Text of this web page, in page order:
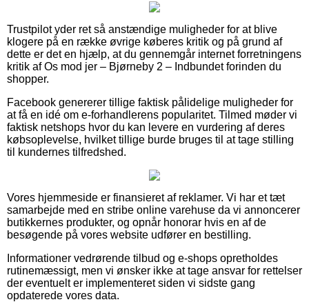
Trustpilot yder ret så anstændige muligheder for at blive
klogere på en række øvrige køberes kritik og på grund af
dette er det en hjælp, at du gennemgår internet forretningens
kritik af Os mod jer – Bjørneby 2 – Indbundet forinden du
shopper.
Facebook genererer tillige faktisk pålidelige muligheder for
at få en idé om e-forhandlerens popularitet. Tilmed møder vi
faktisk netshops hvor du kan levere en vurdering af deres
købsoplevelse, hvilket tillige burde bruges til at tage stilling
til kundernes tilfredshed.
Vores hjemmeside er finansieret af reklamer. Vi har et tæt
samarbejde med en stribe online varehuse da vi annoncerer
butikkernes produkter, og opnår honorar hvis en af de
besøgende på vores website udfører en bestilling.
Informationer vedrørende tilbud og e-shops opretholdes
rutinemæssigt, men vi ønsker ikke at tage ansvar for rettelser
der eventuelt er implementeret siden vi sidste gang
opdaterede vores data.